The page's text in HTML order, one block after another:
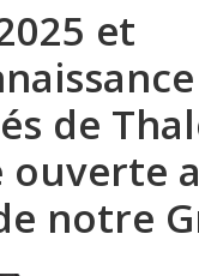
et
de
notre